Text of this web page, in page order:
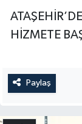
HİZMETE
Paylaş